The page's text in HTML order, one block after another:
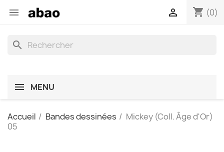
 shopping_cart (0)

search
MENU
Accueil Bandes dessinées
Mickey (Coll. Âge d'Or)
05